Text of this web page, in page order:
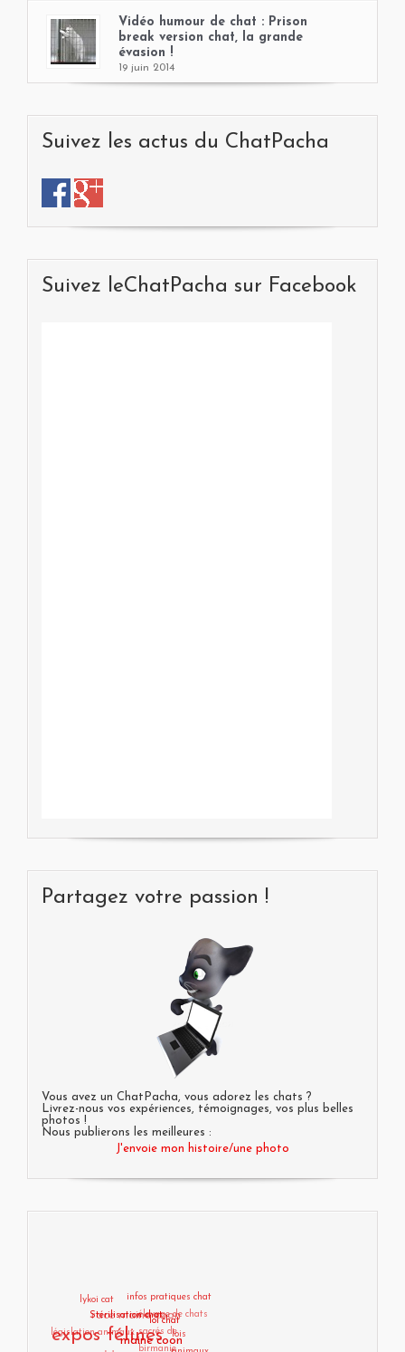
Vidéo humour de chat : Prison
break version chat, la grande
évasion !
19 juin 2014
Suivez les actus du ChatPacha
Suivez leChatPacha sur Facebook
Partagez votre passion !
Vous avez un ChatPacha, vous adorez les chats ?
Livrez-nous vos expériences, témoignages, vos plus belles
photos !
Nous publierons les meilleures :
J'envoie mon histoire/une photo
Stérilisation chat
loi chat
chat
lykoi cat
expos félines
lois
élevage de
chats sacrés
de birmanie
race maine coon
législation animaux
Humour de
Infos pratiques